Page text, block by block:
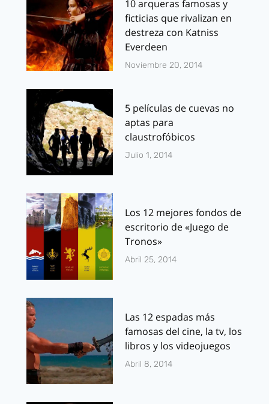
10 arqueras famosas y
ficticias que rivalizan en
destreza con Katniss
Everdeen
Noviembre 20, 2014
5 películas de cuevas no
aptas para
claustrofóbicos
Julio 1, 2014
Los 12 mejores fondos de
escritorio de «Juego de
Tronos»
Abril 25, 2014
Las 12 espadas más
famosas del cine, la tv, los
libros y los videojuegos
Abril 8, 2014